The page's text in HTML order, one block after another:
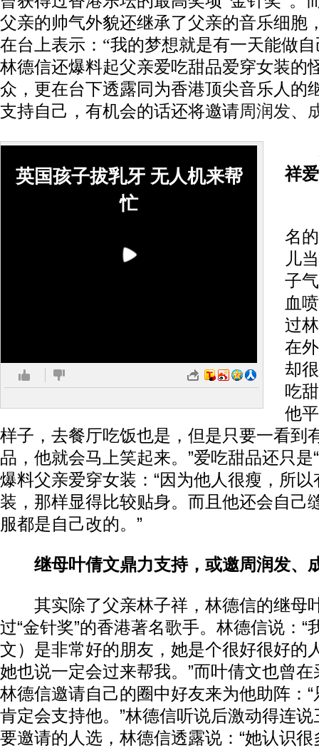
父亲的帅气外貌还继承了父亲的音乐细胞
在台上表示：“我的梦想就是有一天能做
林德信还爆料起父亲爱吃甜品爱穿女装的
众，更在台下透露同为香港顶尖音乐人的
支持自己，有机会的话还将邀请周润发、
英国孩子拔乳牙 无人机来帮
忙
林
祥
名
儿
子
血
过
在
却
吃
他
样子，去餐厅吃饭也是，但是只要一看到
品，他就会马上笑起来。”爱吃甜品还只是
爆料父亲爱穿女装：“因为他人很瘦，所
装，那样显得比较贴身。而且他还会自己
服都是自己改的。”
继母叶倩文鼎力支持，或邀周润发、
其实除了父亲林子祥，林德信的继母
过“金针奖”的香港著名歌手。林德信说：“
文）是非常好的朋友，她是个很好很好的
她也说一定会过来帮我。”而叶倩文也曾
林德信邀请自己的圈中好友来为他助阵：
肯定会支持他。”林德信听说后激动得连说
要邀请的人选，林德信透露说：“她认识